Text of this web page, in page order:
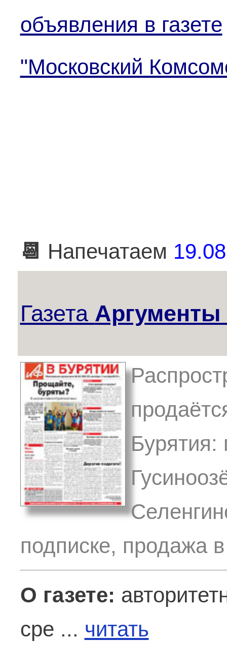
объявления в газете
"Московский
📆 Напечатаем
Газета
Бурятия:
подписке, продажа
О газете:
сре ... читать